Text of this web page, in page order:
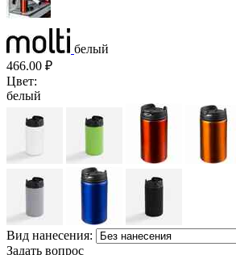
белый
466.00 ₽
Цвет:
белый
Вид нанесения:
Задать вопрос